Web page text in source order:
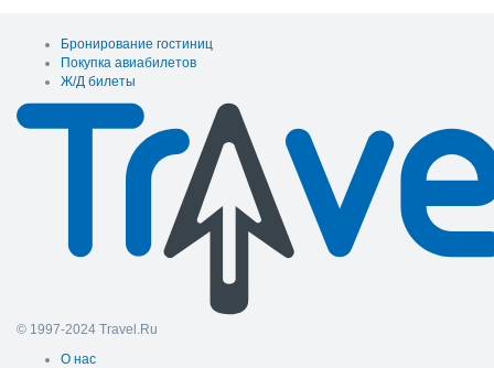
Бронирование гостиниц
Покупка авиабилетов
Ж/Д билеты
© 1997-2024 Travel.Ru
О нас